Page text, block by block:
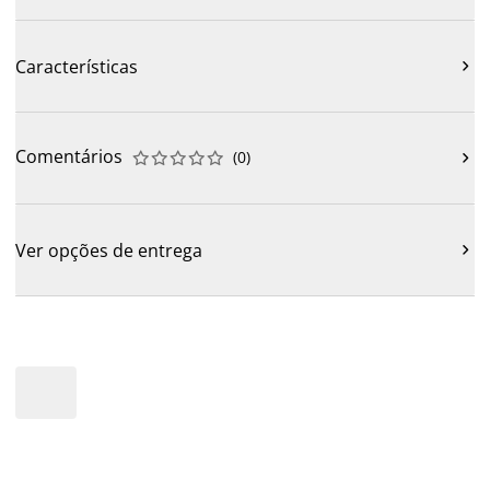
Características 
Comentários 




 (0) 
Ver opções de entrega 